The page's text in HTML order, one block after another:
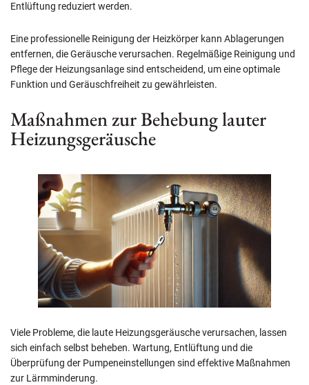
Entlüftung reduziert werden.
Eine professionelle Reinigung der Heizkörper kann Ablagerungen
entfernen, die Geräusche verursachen. Regelmäßige Reinigung und
Pflege der Heizungsanlage sind entscheidend, um eine optimale
Funktion und Geräuschfreiheit zu gewährleisten.
Maßnahmen zur Behebung lauter
Heizungsgeräusche
Viele Probleme, die laute Heizungsgeräusche verursachen, lassen
sich einfach selbst beheben. Wartung, Entlüftung und die
Überprüfung der Pumpeneinstellungen sind effektive Maßnahmen
zur Lärmminderung.